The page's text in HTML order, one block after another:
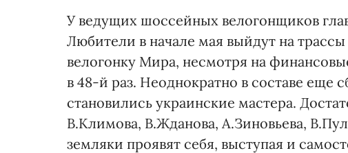
У ведущих шоссейных велогонщиков
Любители в начале мая выйдут на
велогонку Мира, несмотря на
в 48-й раз. Неоднократно в составе еще
становились украинские мастера.
В.Климова, В.Жданова, А.Зиновьева,
земляки проявят себя, выступая и